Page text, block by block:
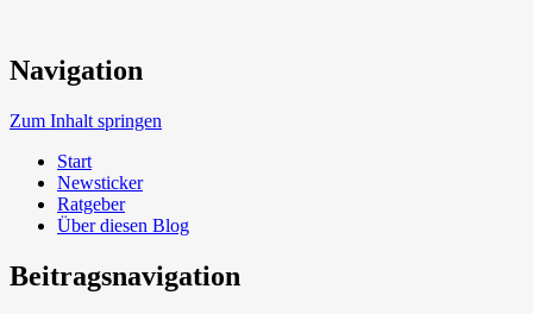
Umweltbewusst Bauen
Neue Trends beim Bauen der Zukunft
Navigation
Zum Inhalt springen
Start
Newsticker
Ratgeber
Über diesen Blog
Beitragsnavigation